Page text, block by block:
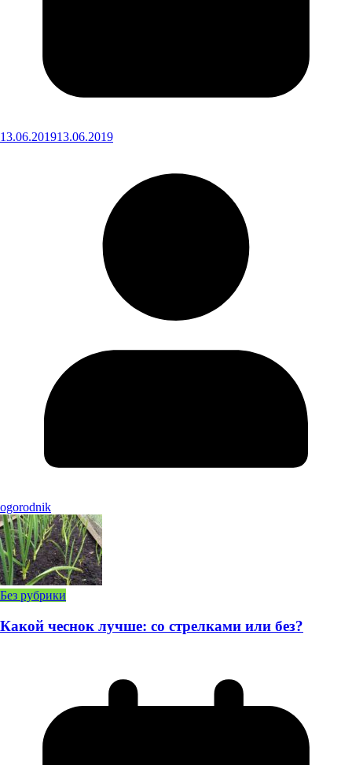
13.06.201913.06.2019
ogorodnik
Без рубрики
Какой чеснок лучше: со стрелками или без?